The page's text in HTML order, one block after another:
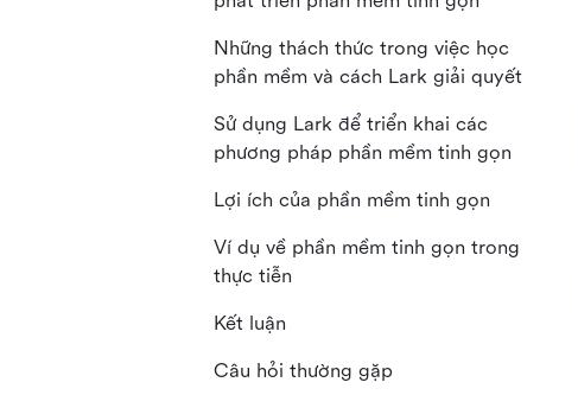
Những thách thức trong việc học
phần mềm và cách Lark giải quyết
Sử dụng Lark để triển khai các
phương pháp phần mềm tinh gọn
Lợi ích của phần mềm tinh gọn
Ví dụ về phần mềm tinh gọn trong
thực tiễn
Kết luận
Câu hỏi thường gặp